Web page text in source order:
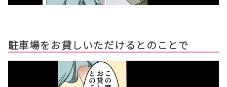
駐車場をお貸しいただけるとのことで